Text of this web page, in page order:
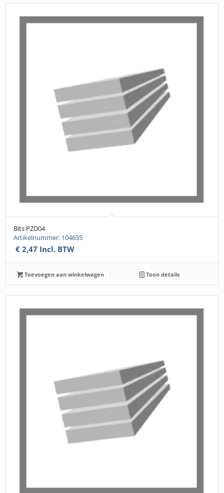
Bits PZD04
Artikelnummer: 104635
€ 2,47 Incl. BTW
Toevoegen aan winkelwagen Toon details